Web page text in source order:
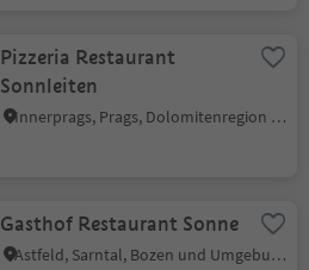
Pizzeria Restaurant
Sonnleiten
Innerprags, Prags, Dolomitenregion 3 Zinnen
Gasthof Restaurant Sonne
Astfeld, Sarntal, Bozen und Umgebung